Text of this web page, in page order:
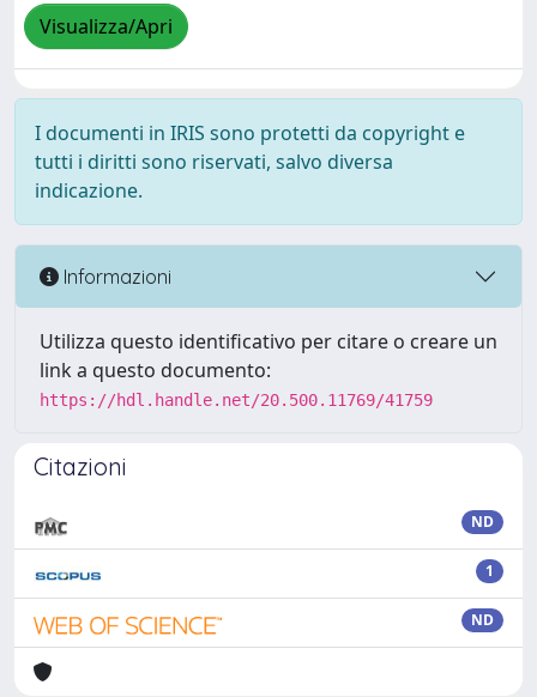
Visualizza/Apri
I documenti in IRIS sono protetti da copyright e
tutti i diritti sono riservati, salvo diversa
indicazione.
Informazioni
Utilizza questo identificativo per citare o creare un
link a questo documento:
https://hdl.handle.net/20.500.11769/41759
Citazioni
ND
1
ND